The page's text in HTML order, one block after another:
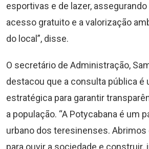
esportivas e de lazer,
acesso gratuito e a valorização
do local”, disse.
O secretário de Administração,
destacou que a consulta pública é
estratégica para garantir
a população. “A Potycabana é um
urbano dos teresinenses.
para ouvir a sociedade e construir,